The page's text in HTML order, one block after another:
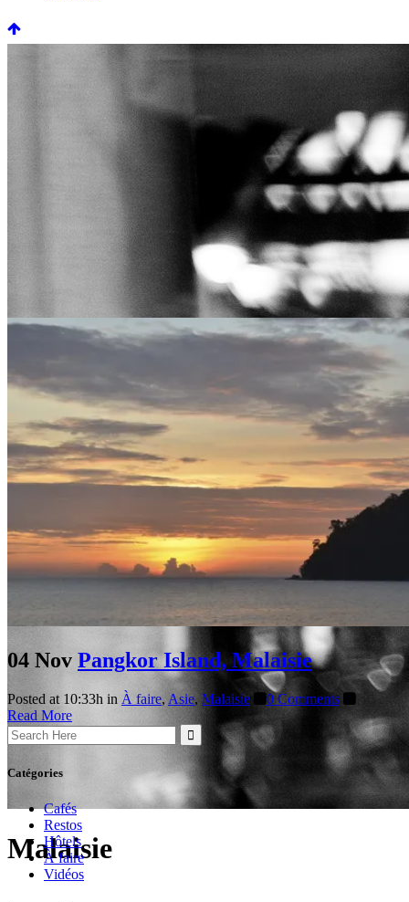
Malaisie
04 Nov Pangkor Island, Malaisie
Posted at 10:33h in À faire, Asie, Malaisie
0 Comments
Read More
Search
for:
Catégories
Cafés
Restos
Hôtels
À faire
Vidéos